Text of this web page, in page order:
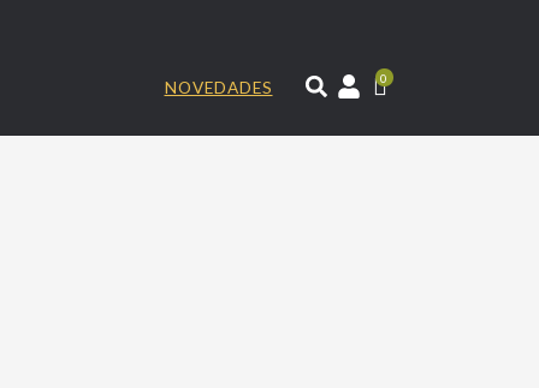
NOVEDADES
0